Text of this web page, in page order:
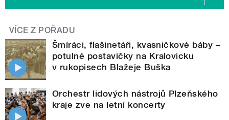
VÍCE Z POŘADU
Šmíráci, flašinetáři, kvasničkové báby –
potulné postavičky na Kralovicku
v rukopisech Blažeje Buška
Orchestr lidových nástrojů Plzeňského
kraje zve na letní koncerty